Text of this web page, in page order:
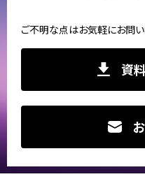
ご不明な点はお気軽にお問い
資